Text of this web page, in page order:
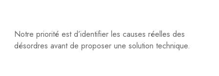
Notre priorité est d’identifier les causes réelles des
désordres avant de proposer une solution technique.